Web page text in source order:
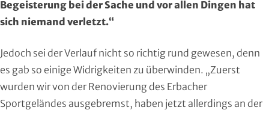
Begeisterung bei der Sache und vor allen Dingen hat
sich niemand verletzt.“
Jedoch sei der Verlauf nicht so richtig rund gewesen, denn
es gab so einige Widrigkeiten zu überwinden. „Zuerst
wurden wir von der Renovierung des Erbacher
Sportgeländes ausgebremst, haben jetzt allerdings an der
Schwalm-Eder
Waldeck-Frankenberg
Werra-Meißner
Eissport
Floorball
Frisbeesport